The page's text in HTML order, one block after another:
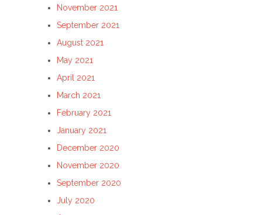
November 2021
September 2021
August 2021
May 2021
April 2021
March 2021
February 2021
January 2021
December 2020
November 2020
September 2020
July 2020